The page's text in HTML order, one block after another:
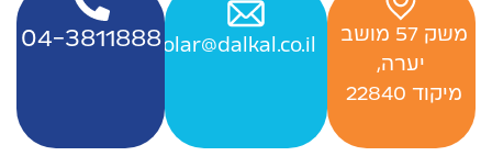
‬משק‭ ‬57‭ ‬מושב‭ ‬
יערה,
‬מיקוד 22840 ‭
Officesolar@dalkal.co.il
04-3811888